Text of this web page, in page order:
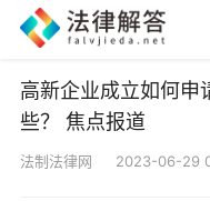
高新企业成立如何申
些？ 焦点报道
法制法律网 2023-06-29